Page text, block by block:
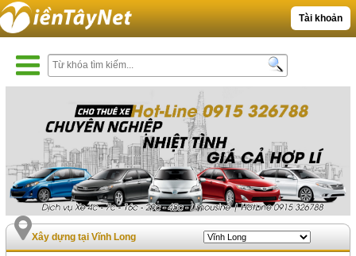
Tài khoản
Xây dựng tại Vĩnh Long